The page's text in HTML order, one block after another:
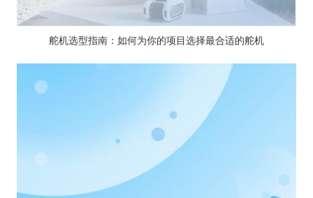
舵机选型指南：如何为你的项目选择最合适的舵机